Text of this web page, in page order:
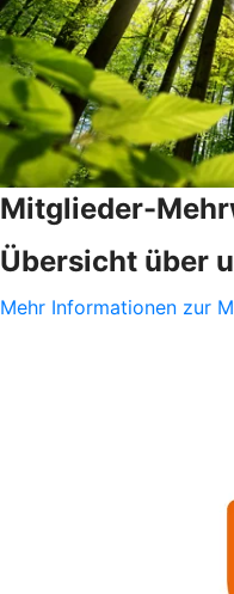
Mitglieder-
Übersicht über
Mehr Informationen zur